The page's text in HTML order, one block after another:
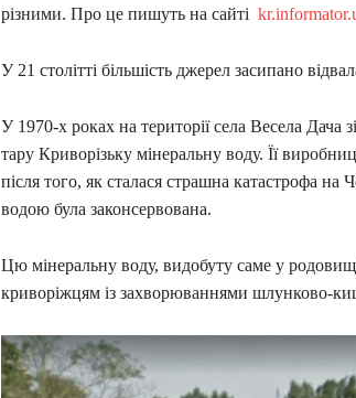
різними. Про це пишуть на сайті
У 21 столітті більшість джерел засипано
У 1970-х роках на території села Весела Дача
тару Криворізьку мінеральну воду. Її
після того, як сталася страшна катастрофа
водою була законсервована.
Цю мінеральну воду, видобуту саме у
криворіжцям із захворюваннями шлунково-